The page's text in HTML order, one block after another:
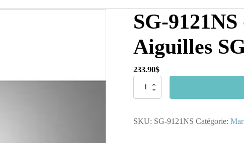
SG-
Aiguilles
233.90$
quantité
-SKU: SG-9121NS Catégorie: